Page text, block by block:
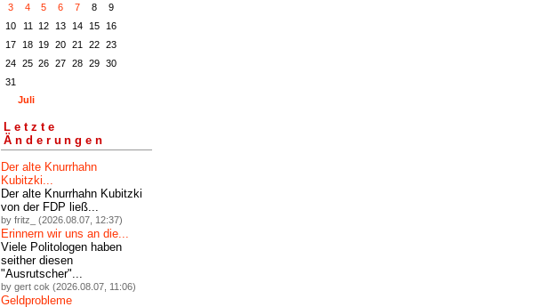
3
4 5 6 7 8
9
10
11 12 13 14 15
16
17
18 19 20 21 22
23
24
25 26 27 28 29
30
31
Juli
Letzte
Änderungen
Der alte Knurrhahn
Kubitzki...
Der alte Knurrhahn Kubitzki
von der FDP ließ...
by fritz_ (2026.08.07, 12:37)
Erinnern wir uns an die...
Viele Politologen haben
seither diesen
"Ausrutscher"...
by gert cok (2026.08.07, 11:06)
Geldprobleme